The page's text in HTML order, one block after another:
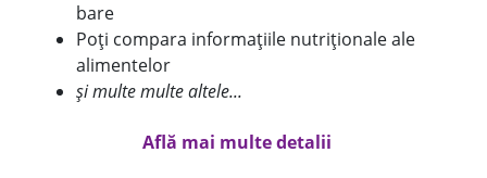
bare
Poți compara informațiile nutriționale ale
alimentelor
și multe multe altele...
Află mai multe detalii